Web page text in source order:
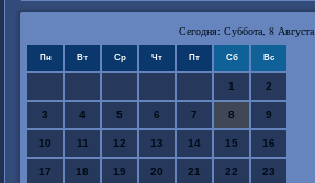
Сегодня: Суббота, 8 Августа
Пн Вт Ср Чт Пт Сб Вс
1 2
3 4 5 6 7 8 9
10 11 12 13 14 15 16
17 18 19 20 21 22 23